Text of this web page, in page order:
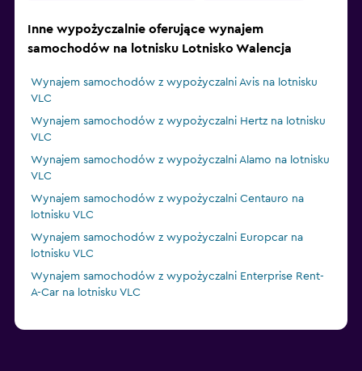
Inne wypożyczalnie oferujące wynajem
samochodów na lotnisku Lotnisko Walencja
Wynajem samochodów z wypożyczalni Avis na lotnisku
VLC
Wynajem samochodów z wypożyczalni Hertz na lotnisku
VLC
Wynajem samochodów z wypożyczalni Alamo na lotnisku
VLC
Wynajem samochodów z wypożyczalni Centauro na
lotnisku VLC
Wynajem samochodów z wypożyczalni Europcar na
lotnisku VLC
Wynajem samochodów z wypożyczalni Enterprise Rent-
A-Car na lotnisku VLC